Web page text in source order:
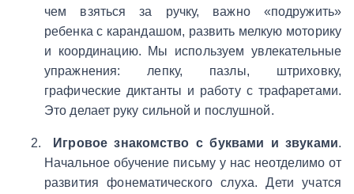
чем взяться за ручку, важно «подружить»
ребенка с карандашом, развить мелкую моторику
и координацию. Мы используем увлекательные
упражнения: лепку, пазлы, штриховку,
графические диктанты и работу с трафаретами.
Это делает руку сильной и послушной.
Игровое знакомство с буквами и звуками.
Начальное обучение письму у нас неотделимо от
развития фонематического слуха. Дети учатся